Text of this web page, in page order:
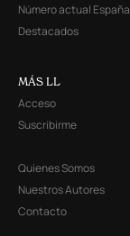
Número actual España
Destacados
MÁS LL
Acceso
Suscribirme
Quienes Somos
Nuestros Autores
Contacto